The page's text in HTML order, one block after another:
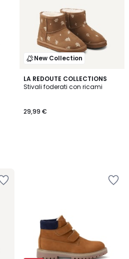
New Collection
LA REDOUTE COLLECTIONS
Stivali foderati con ricami
29,99 €